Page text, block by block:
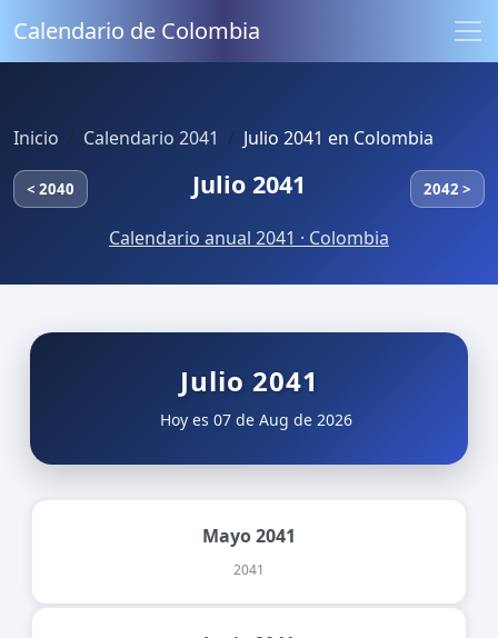
Calendario de Colombia
Inicio Calendario 2041 Julio 2041 en Colombia
< 2040 Julio 2041 2042 >
Calendario anual 2041 · Colombia
Julio 2041
Hoy es 07 de Aug de 2026
Mayo 2041
2041